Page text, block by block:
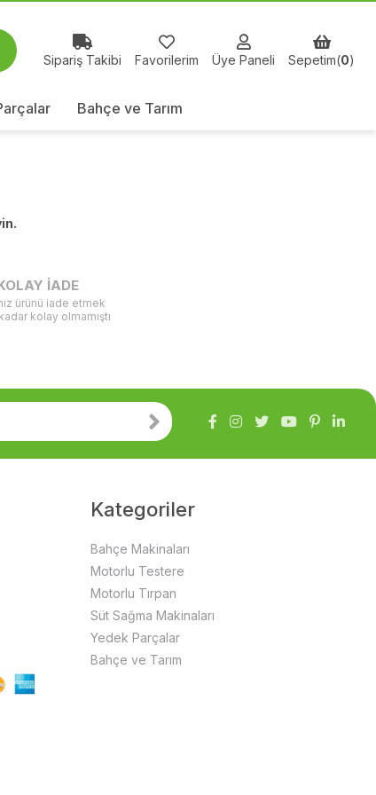
Sipariş Takibi Favorilerim Üye Paneli Sepetim(0)
Bahçe ve Tarım
İADE
ürünü iade etmek
kolay olmamıştı
Kategoriler
Bahçe Makinaları
Motorlu Testere
Motorlu Tırpan
Süt Sağma Makinaları
Yedek Parçalar
Bahçe ve Tarım